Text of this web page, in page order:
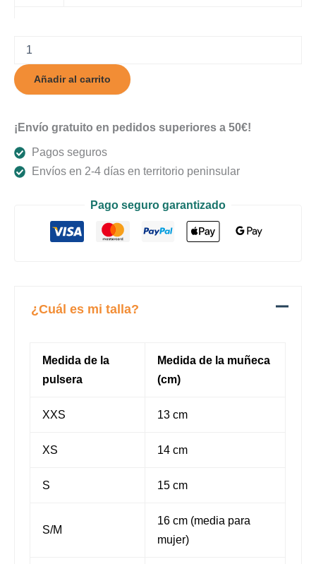
Premium
cantidad
Añadir al carrito
¡Envío gratuito en pedidos superiores a 50€!
Pagos seguros
Envíos en 2-4 días en territorio peninsular
Pago seguro garantizado
¿Cuál es mi talla?
Medida de la
pulsera
Medida de la muñeca
(cm)
XXS 13 cm
XS 14 cm
S 15 cm
S/M
16 cm (media para
mujer)